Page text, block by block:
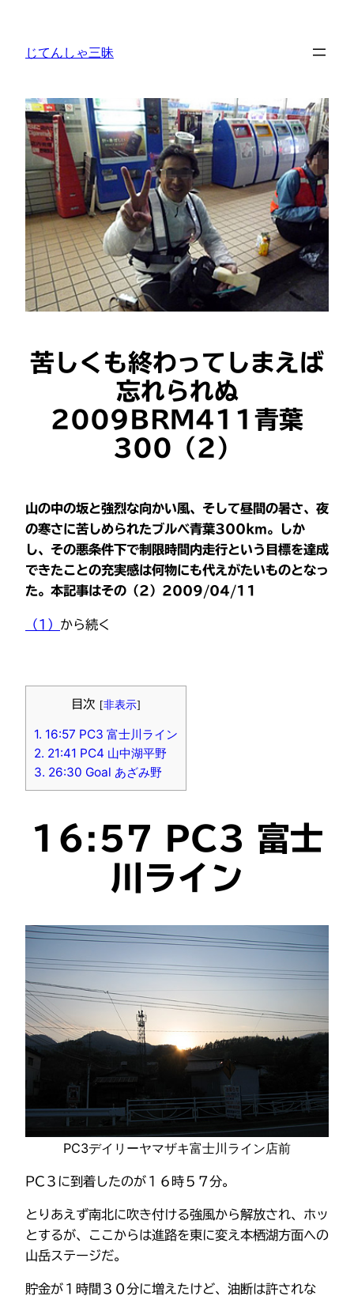
じてんしゃ三昧
苦しくも終わってしまえば
忘れられぬ
2009BRM411青葉
300（2）
山の中の坂と強烈な向かい風、そして昼間の暑さ、夜
の寒さに苦しめられたブルべ青葉300km。しか
し、その悪条件下で制限時間内走行という目標を達成
できたことの充実感は何物にも代えがたいものとなっ
た。本記事はその（2）2009/04/11
（1） から続く
目次 [非表示]
1. 16:57 PC3 富士川ライン
2. 21:41 PC4 山中湖平野
3. 26:30 Goal あざみ野
16:57 PC3 富士
川ライン
PC3デイリーヤマザキ富士川ライン店前
PC３に到着したのが１６時５７分。
とりあえず南北に吹き付ける強風から解放され、ホッ
とするが、ここからは進路を東に変え本栖湖方面への
山岳ステージだ。
貯金が１時間３０分に増えたけど、油断は許されな